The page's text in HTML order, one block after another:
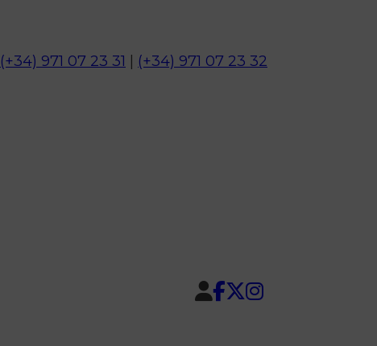
(+34) 971 07 23 31 (+34) 971 07 23 32